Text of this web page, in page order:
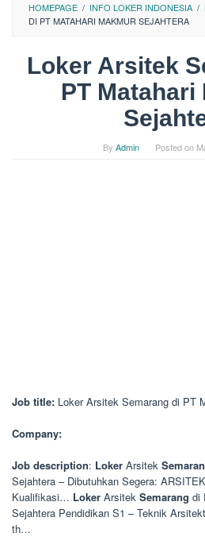
HOMEPAGE / INFO LOKER INDONESIA /
DI PT MATAHARI MAKMUR SEJAHTERA
Loker Arsitek
PT Matahari
By Admin Posted on
Job title: Loker Arsitek Semarang di PT
Company:
Job description: Loker Arsitek
Sejahtera – Dibutuhkan Segera:
Kualifikasi… Loker Arsitek Semarang di
Sejahtera Pendidikan S1 – Teknik
th…